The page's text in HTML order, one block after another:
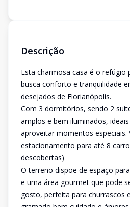
Descrição
Esta charmosa casa é o refúgio
busca conforto e tranquilidade
desejados de Florianópolis.
Com 3 dormitórios, sendo 2
amplos e bem iluminados,
aproveitar momentos especiais.
estacionamento para até 8
descobertas)
O terreno dispõe de espaço
e uma área gourmet que pode
gosto, perfeita para churrascos